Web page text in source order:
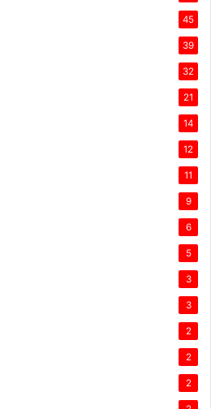
45
39
32
21
14
12
11
9
6
5
3
3
2
2
2